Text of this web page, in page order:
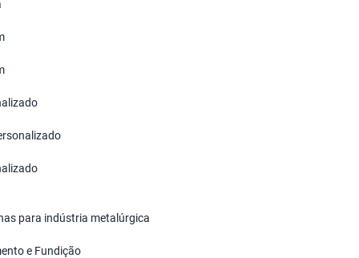
para indústria metalúrgica
e Fundição